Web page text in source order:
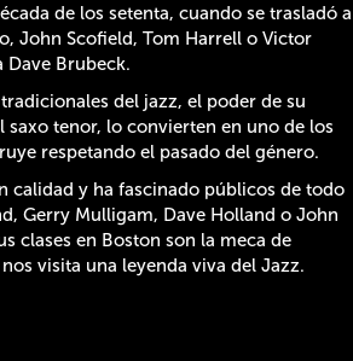
de los setenta, cuando se trasladó a
John Scofield, Tom Harrell o Victor
Brubeck.
del jazz, el poder de su
tenor, lo convierten en uno de los
respetando el pasado del género.
calidad y ha fascinado públicos de todo
Gerry Mulligam, Dave Holland o John
clases en Boston son la meca de
visita una leyenda viva del Jazz.